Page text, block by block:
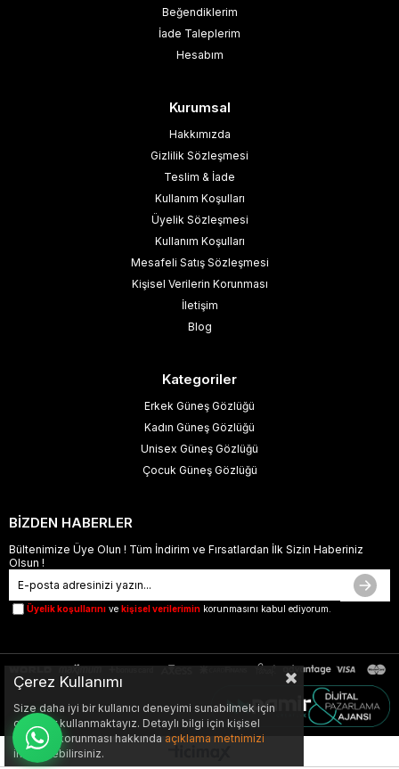
Beğendiklerim
İade Taleplerim
Hesabım
Kurumsal
Hakkımızda
Gizlilik Sözleşmesi
Teslim & İade
Kullanım Koşulları
Üyelik Sözleşmesi
Kullanım Koşulları
Mesafeli Satış Sözleşmesi
Kişisel Verilerin Korunması
İletişim
Blog
Kategoriler
Erkek Güneş Gözlüğü
Kadın Güneş Gözlüğü
Unisex Güneş Gözlüğü
Çocuk Güneş Gözlüğü
BİZDEN HABERLER
Bültenimize Üye Olun ! Tüm İndirim ve Fırsatlardan İlk Sizin Haberiniz
Olsun !
Üyelik koşullarını ve kişisel verilerimin korunmasını kabul ediyorum.
Çerez Kullanımı
Size daha iyi bir kullanıcı deneyimi sunabilmek için
çerezler kullanmaktayız. Detaylı bilgi için kişisel
verilerin korunması hakkında açıklama metnimizi
inceleyebilirsiniz.